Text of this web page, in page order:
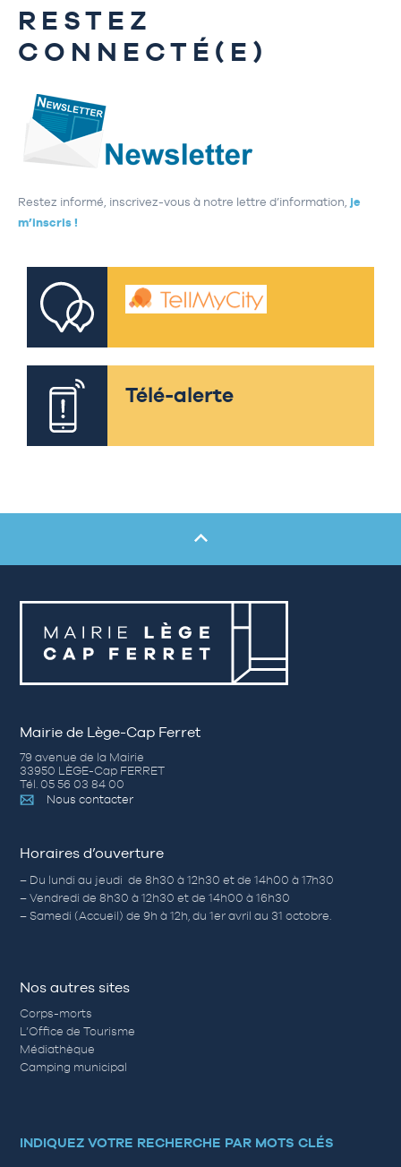
RESTEZ
CONNECTÉ(E)
Restez informé, inscrivez-vous à notre lettre d’information, je
m’inscris !
Télé-alerte
Mairie de Lège-Cap Ferret
79 avenue de la Mairie
33950 LÈGE-Cap FERRET
Tél. 05 56 03 84 00
Nous contacter
Horaires d’ouverture
– Du lundi au jeudi de 8h30 à 12h30 et de 14h00 à 17h30
– Vendredi de 8h30 à 12h30 et de 14h00 à 16h30
– Samedi (Accueil) de 9h à 12h, du 1er avril au 31 octobre.
Nos autres sites
Corps-morts
L’Office de Tourisme
Médiathèque
Camping municipal
INDIQUEZ VOTRE RECHERCHE PAR MOTS CLÉS